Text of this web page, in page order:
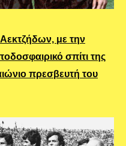
με την
σπίτι της
πρεσβευτή του